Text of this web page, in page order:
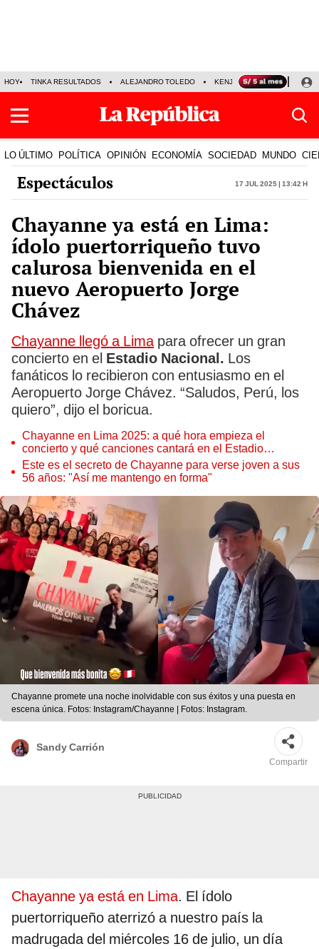
HOY TINKA RESULTADOS ALEJANDRO TOLEDO KENJI FUJIMORI
LO ÚLTIMO POLÍTICA OPINIÓN ECONOMÍA SOCIEDAD MUNDO
Espectáculos 17 Jul 2025 | 13:42 h
Chayanne ya está en Lima:
ídolo puertorriqueño tuvo
calurosa bienvenida en el
nuevo Aeropuerto Jorge
Chávez
Chayanne llegó a Limapara ofrecer un gran
concierto en el Estadio Nacional. Los
fanáticos lo recibieron con entusiasmo en el
Aeropuerto Jorge Chávez. “Saludos, Perú, los
quiero”, dijo el boricua.
Chayanne en Lima 2025: a qué hora empieza el
concierto y qué canciones cantará en el Estadio
Nacional
Este es el secreto de Chayanne para verse joven a sus
56 años: "Así me mantengo en forma"
Chayanne promete una noche inolvidable con sus éxitos y una puesta en
escena única. Fotos: Instagram/Chayanne | Fotos: Instagram.
Sandy Carrión
Compartir
Chayanne ya está en Lima. El ídolo
puertorriqueño aterrizó a nuestro país la
madrugada del miércoles 16 de julio, un día